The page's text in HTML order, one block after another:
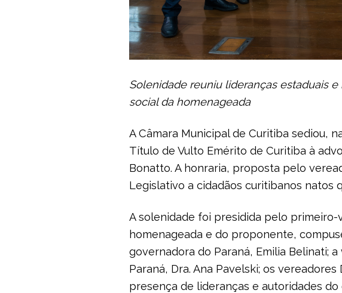
Solenidade reuniu lideranças estaduais
social da homenageada
A Câmara Municipal de Curitiba sediou,
Título de Vulto Emérito de Curitiba à
Bonatto. A honraria, proposta pelo
Legislativo a cidadãos curitibanos natos
A solenidade foi presidida pelo primeiro-
homenageada e do proponente,
governadora do Paraná, Emilia Belinati;
Paraná, Dra. Ana Pavelski; os
presença de lideranças e autoridades